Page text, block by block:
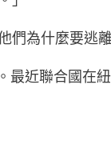
們為什麼要
最近聯合國